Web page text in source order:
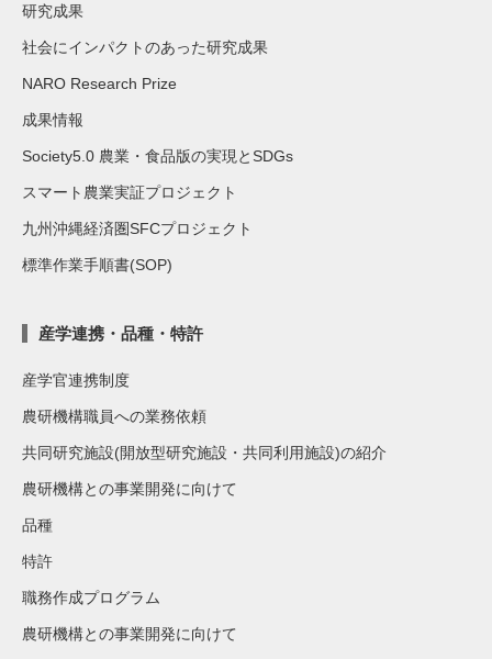
研究成果
社会にインパクトのあった研究成果
NARO Research Prize
成果情報
Society5.0 農業・食品版の実現とSDGs
スマート農業実証プロジェクト
九州沖縄経済圏SFCプロジェクト
標準作業手順書(SOP)
産学連携・品種・特許
産学官連携制度
農研機構職員への業務依頼
共同研究施設(開放型研究施設・共同利用施設)の紹介
農研機構との事業開発に向けて
品種
特許
職務作成プログラム
農研機構との事業開発に向けて